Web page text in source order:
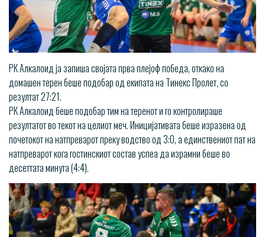
РК Алкалоид ја запиша својата прва плејоф победа, откако на
домашен терен беше подобар од екипата на Тинекс Пролет, со
резултат 27:21.
РК Алкалоид беше подобар тим на теренот и го контролираше
резултатот во текот на целиот меч. Иницијативата беше изразена од
почетокот на натпреварот преку водство од 3:0, а единствениот пат на
натпреварот кога гостинскиот состав успеа да израмни беше во
десеттата минута (4:4).